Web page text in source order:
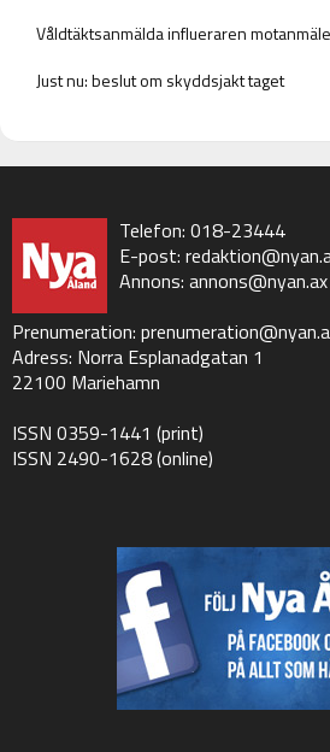
Våldtäktsanmälda influeraren
Just nu: beslut om skyddsjakt taget
Telefon: 018-23444
E-post:
Annons: annons@nyan.ax
Prenumeration:
Adress: Norra Esplanadgatan 1
22100 Mariehamn
ISSN 0359-1441 (print)
ISSN 2490-1628 (online)